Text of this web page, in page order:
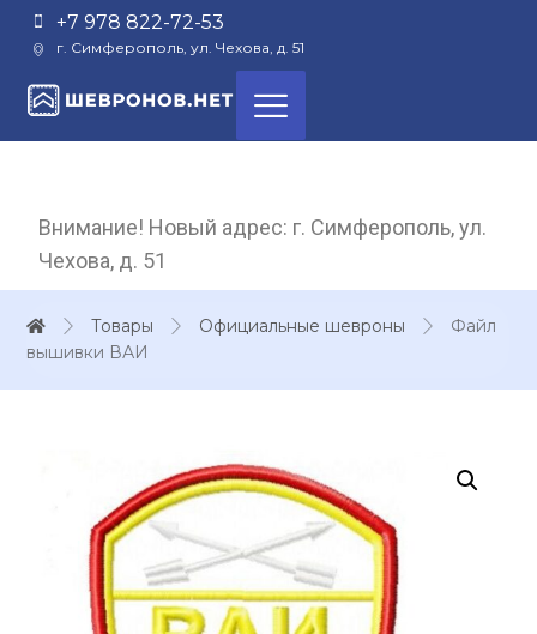
+7 978 822-72-53
г. Симферополь, ул. Чехова, д. 51
Внимание! Новый адрес: г. Симферополь, ул.
Чехова, д. 51
Товары Официальные шевроны
Файл
вышивки ВАИ